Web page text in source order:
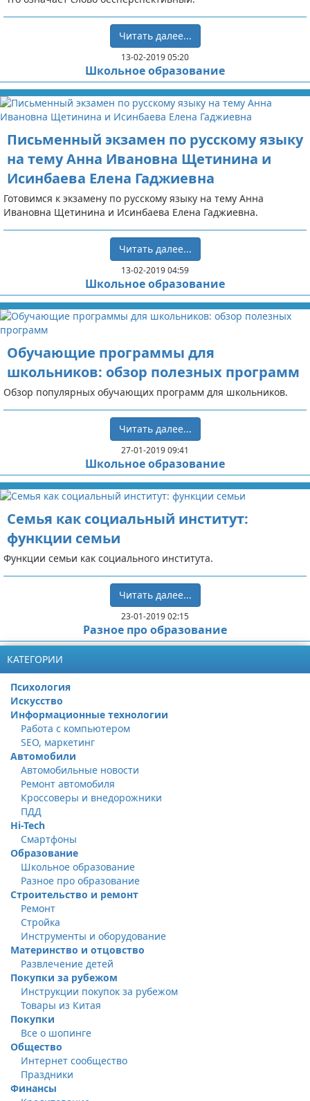
Читать далее...
13-02-2019 05:20
Школьное образование
Письменный экзамен по русскому языку
на тему Анна Ивановна Щетинина и
Исинбаева Елена Гаджиевна
Готовимся к экзамену по русскому языку на тему Анна
Ивановна Щетинина и Исинбаева Елена Гаджиевна.
Читать далее...
13-02-2019 04:59
Школьное образование
Обучающие программы для
школьников: обзор полезных программ
Обзор популярных обучающих программ для школьников.
Читать далее...
27-01-2019 09:41
Школьное образование
Семья как социальный институт:
функции семьи
Функции семьи как социального института.
Читать далее...
23-01-2019 02:15
Разное про образование
КАТЕГОРИИ
Психология
Искусство
Информационные технологии
Работа с компьютером
SEO, маркетинг
Автомобили
Автомобильные новости
Ремонт автомобиля
Кроссоверы и внедорожники
ПДД
Hi-Tech
Смартфоны
Образование
Школьное образование
Разное про образование
Строительство и ремонт
Ремонт
Стройка
Инструменты и оборудование
Материнство и отцовство
Развлечение детей
Покупки за рубежом
Инструкции покупок за рубежом
Товары из Китая
Покупки
Все о шопинге
Общество
Интернет сообщество
Праздники
Финансы